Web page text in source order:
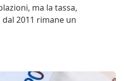
ma la tassa,
2011 rimane un